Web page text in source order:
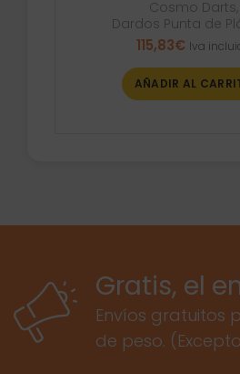
Cosmo Darts,
Dardos Punta de
115,83€ Iva
AÑADIR AL
Gratis, el
Envíos gratuitos
de peso.